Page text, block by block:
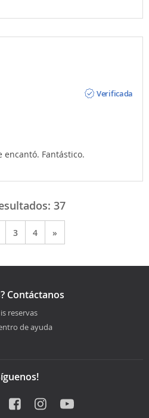
Verificada
encantó. Fantástico.
37
3 4 »
Contáctanos
reservas
de ayuda